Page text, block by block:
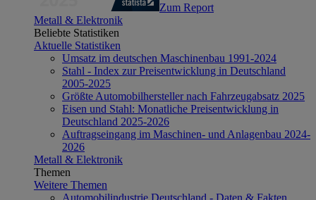
Zum Report
Metall & Elektronik
Beliebte Statistiken
Aktuelle Statistiken
Umsatz im deutschen Maschinenbau 1991-2024
Stahl - Index zur Preisentwicklung in Deutschland
2005-2025
Größte Automobilhersteller nach Fahrzeugabsatz 2025
Eisen und Stahl: Monatliche Preisentwicklung in
Deutschland 2025-2026
Auftragseingang im Maschinen- und Anlagenbau 2024-
2026
Metall & Elektronik
Themen
Weitere Themen
Automobilindustrie Deutschland - Daten & Fakten